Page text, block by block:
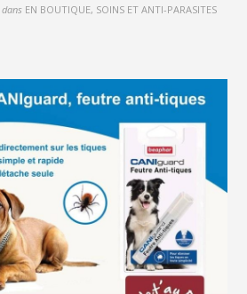
dans EN BOUTIQUE, SOINS ET ANTI-PARASITES